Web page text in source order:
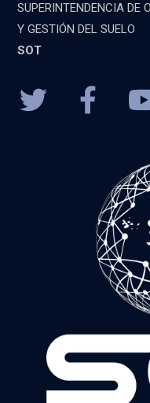
SUPERINTENDENCIA DE
Y GESTIÓN DEL SUELO
SOT